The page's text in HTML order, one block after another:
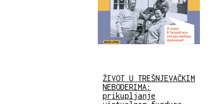
ŽIVOT U TREŠNJEVAČKIM
NEBODERIMA:
prikupljanje